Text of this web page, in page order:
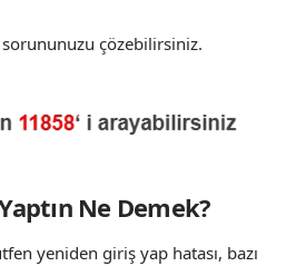
çözebilirsiniz.
Ne Demek?
yeniden giriş yap hatası, bazı